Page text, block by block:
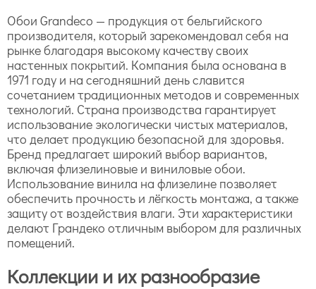
Обои Grandeco — продукция от бельгийского
производителя, который зарекомендовал себя на
рынке благодаря высокому качеству своих
настенных покрытий. Компания была основана в
1971 году и на сегодняшний день славится
сочетанием традиционных методов и современных
технологий. Страна производства гарантирует
использование экологически чистых материалов,
что делает продукцию безопасной для здоровья.
Бренд предлагает широкий выбор вариантов,
включая флизелиновые и виниловые обои.
Использование винила на флизелине позволяет
обеспечить прочность и лёгкость монтажа, а также
защиту от воздействия влаги. Эти характеристики
делают Грандеко отличным выбором для различных
помещений.
Коллекции и их разнообразие